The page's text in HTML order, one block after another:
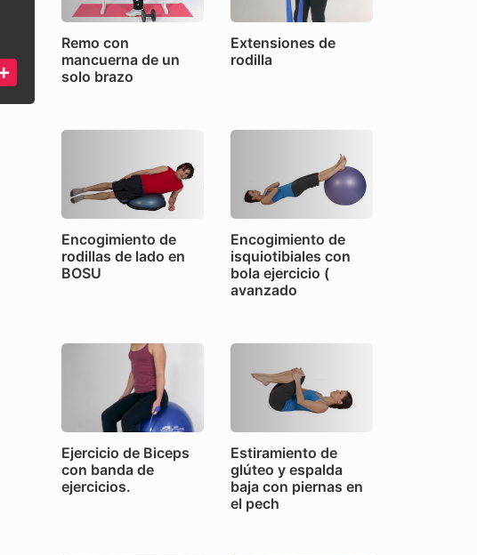
Remo con
mancuerna de un
solo brazo
Extensiones de
rodilla
Encogimiento de
rodillas de lado en
BOSU
Encogimiento de
isquiotibiales con
bola ejercicio (
avanzado
Ejercicio de Biceps
con banda de
ejercicios.
Estiramiento de
glúteo y espalda
baja con piernas en
el pech